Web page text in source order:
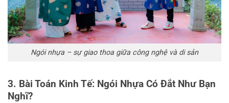
Ngói nhựa – sự giao thoa giữa công nghệ và di sản
3. Bài Toán Kinh Tế: Ngói Nhựa Có Đắt Như Bạn
Nghĩ?